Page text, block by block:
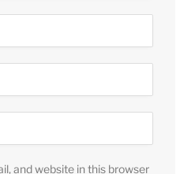
and website in this browser